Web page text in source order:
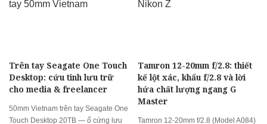
Trên tay Seagate One Touch
Desktop: cứu tinh lưu trữ
cho media & freelancer
50mm Vietnam trên tay Seagate One
Touch Desktop 20TB — ổ cứng lưu
Tamron 12-20mm f/2.8: thiết
kế lột xác, khẩu f/2.8 và lời
hứa chất lượng ngang G
Master
Tamron 12-20mm f/2.8 (Model A084)